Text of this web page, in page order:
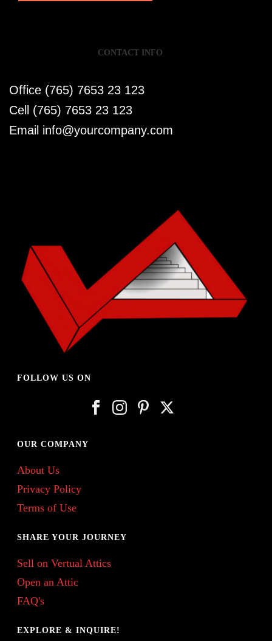
CONTACT INFO
Office (765) 7653 23 123
Cell (765) 7653 23 123
Email info@yourcompany.com
FOLLOW US ON
OUR COMPANY
About Us
Privacy Policy
Terms of Use
SHARE YOUR JOURNEY
Sell on Vertual Attics
Open an Attic
FAQ's
EXPLORE & INQUIRE!